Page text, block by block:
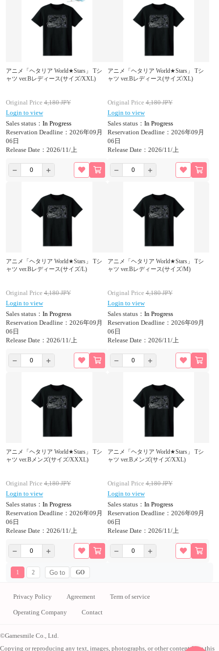
アニメ「ヘタリア World★Stars」 Tシ
ャツ ver.Bレディース(サイズ/XXL)
Original Price 4,180JPY
Login to view
Sales status： In Progress
Reservation Deadline：2026年09月
06日
Release Date：2026/11/上
アニメ「ヘタリア World★Stars」 Tシ
ャツ ver.Bレディース(サイズ/XL)
Original Price 4,180JPY
Login to view
Sales status： In Progress
Reservation Deadline：2026年09月
06日
Release Date：2026/11/上
アニメ「ヘタリア World★Stars」 Tシ
ャツ ver.Bレディース(サイズ/L)
Original Price 4,180JPY
Login to view
Sales status： In Progress
Reservation Deadline：2026年09月
06日
Release Date：2026/11/上
アニメ「ヘタリア World★Stars」 Tシ
ャツ ver.Bレディース(サイズ/M)
Original Price 4,180JPY
Login to view
Sales status： In Progress
Reservation Deadline：2026年09月
06日
Release Date：2026/11/上
アニメ「ヘタリア World★Stars」 Tシ
ャツ ver.Bメンズ(サイズ/XXXL)
Original Price 4,180JPY
Login to view
Sales status： In Progress
Reservation Deadline：2026年09月
06日
Release Date：2026/11/上
アニメ「ヘタリア World★Stars」 Tシ
ャツ ver.Bメンズ(サイズ/XXL)
Original Price 4,180JPY
Login to view
Sales status： In Progress
Reservation Deadline：2026年09月
06日
Release Date：2026/11/上
1 2 GO
Privacy Policy Agreement Term of service
Operating Company Contact
©Gamesmile Co., Ltd.
Copying or reproducing any text, images, photographs, or other content from this